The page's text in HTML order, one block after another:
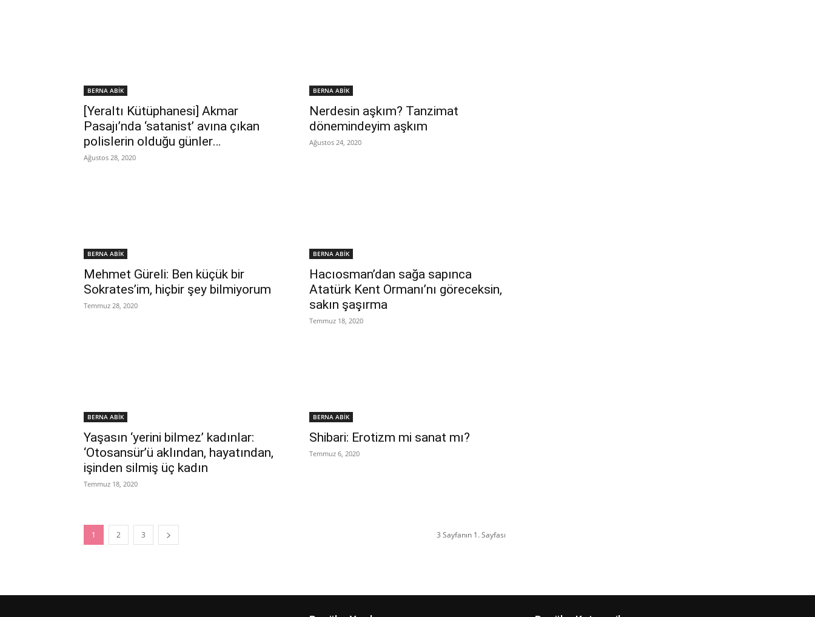
BERNA ABİK
[Yeraltı Kütüphanesi] Akmar
Pasajı’nda ‘satanist’ avına çıkan
polislerin olduğu günler…
Ağustos 28, 2020
BERNA ABİK
Nerdesin aşkım? Tanzimat
dönemindeyim aşkım
Ağustos 24, 2020
BERNA ABİK
Mehmet Güreli: Ben küçük bir
Sokrates’im, hiçbir şey bilmiyorum
Temmuz 28, 2020
BERNA ABİK
Hacıosman’dan sağa sapınca
Atatürk Kent Ormanı’nı göreceksin,
sakın şaşırma
Temmuz 18, 2020
BERNA ABİK
Yaşasın ‘yerini bilmez’ kadınlar:
‘Otosansür’ü aklından, hayatından,
işinden silmiş üç kadın
Temmuz 18, 2020
BERNA ABİK
Shibari: Erotizm mi sanat mı?
Temmuz 6, 2020
1 2 3 3 Sayfanın 1. Sayfası